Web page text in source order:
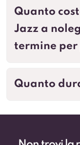
Quanto
Jazz a
termine
Quanto
Non trovi la